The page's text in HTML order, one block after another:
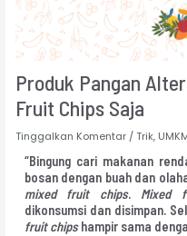
Produk Pangan
Fruit Chips Saja
Tinggalkan Komentar / Trik,
“Bingung cari makanan
bosan dengan buah dan
mixed fruit chips. Mixed
dikonsumsi dan disimpan.
fruit chipshampir sama